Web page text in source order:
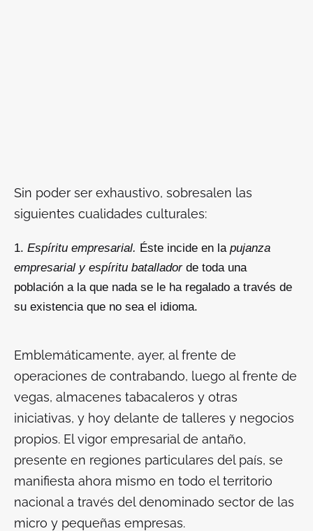
Sin poder ser exhaustivo, sobresalen las
siguientes cualidades culturales:
Espíritu empresarial. Éste incide en la pujanza
empresarial y espíritu batalladorde toda una
población a la que nada se le ha regalado a través de
su existencia que no sea el idioma.
Emblemáticamente, ayer, al frente de
operaciones de contrabando, luego al frente de
vegas, almacenes tabacaleros y otras
iniciativas, y hoy delante de talleres y negocios
propios. El vigor empresarial de antaño,
presente en regiones particulares del país, se
manifiesta ahora mismo en todo el territorio
nacional a través del denominado sector de las
micro y pequeñas empresas.